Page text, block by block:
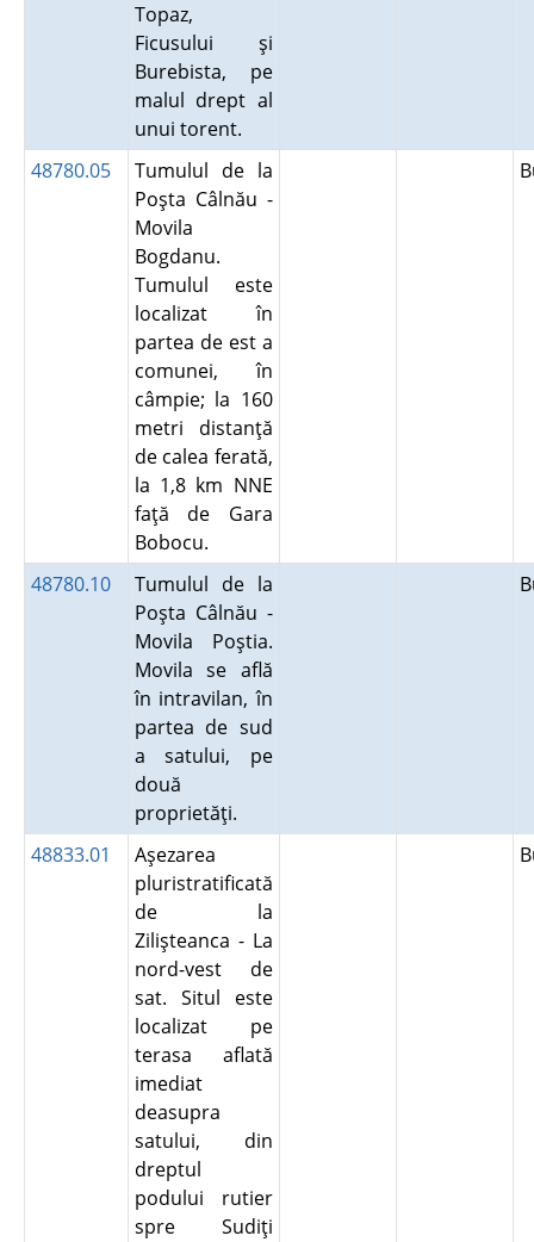
Topaz,
Ficusului şi
Burebista, pe
malul drept al
unui torent.
48780.05
Tumulul de la
Poşta Câlnău -
Movila
Bogdanu.
Tumulul este
localizat în
partea de est a
comunei, în
câmpie; la 160
metri distanţă
de calea ferată,
la 1,8 km NNE
faţă de Gara
Bobocu.
48780.10
Tumulul de la
Poşta Câlnău -
Movila Poştia.
Movila se află
în intravilan, în
partea de sud
a satului, pe
două
proprietăţi.
48833.01
Aşezarea
pluristratificată
de la
Zilişteanca - La
nord-vest de
sat. Situl este
localizat pe
terasa aflată
imediat
deasupra
satului, din
dreptul
podului rutier
spre Sudiţi